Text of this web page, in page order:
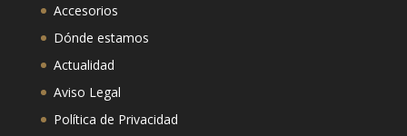
Accesorios
Dónde estamos
Actualidad
Aviso Legal
Política de Privacidad